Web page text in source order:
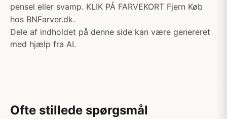
pensel eller svamp. KLIK PÅ FARVEKORT Fjern Køb
hos BNFarver.dk.
Dele af indholdet på denne side kan være genereret
med hjælp fra AI.
Ofte stillede spørgsmål